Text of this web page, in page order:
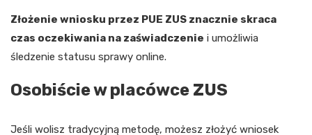
Złożenie wniosku przez PUE ZUS znacznie skraca
czas oczekiwania na zaświadczenie i umożliwia
śledzenie statusu sprawy online.
Osobiście w placówce ZUS
Jeśli wolisz tradycyjną metodę, możesz złożyć wniosek